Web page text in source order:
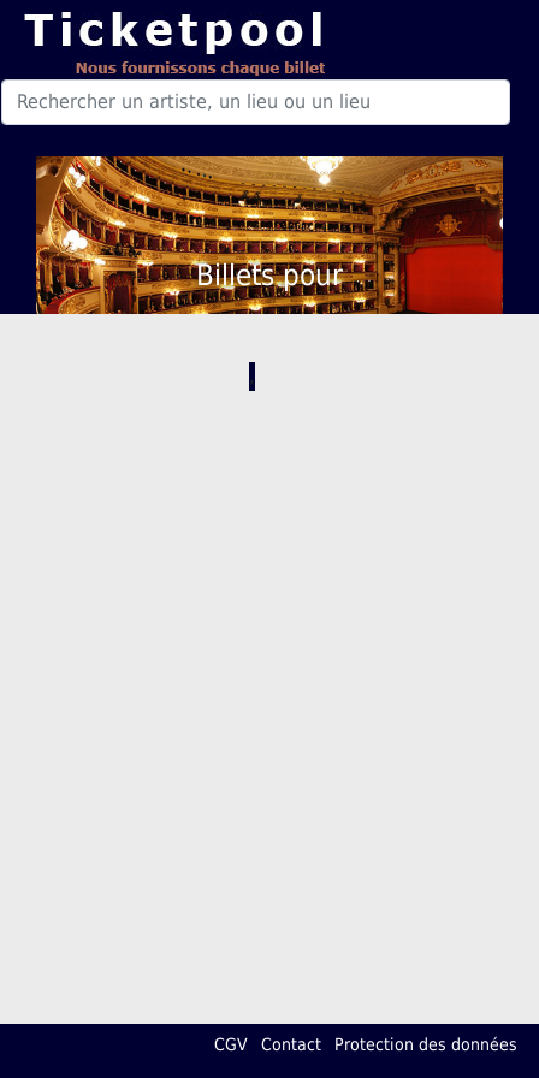
Billets pour
,
CGV Contact Protection des données